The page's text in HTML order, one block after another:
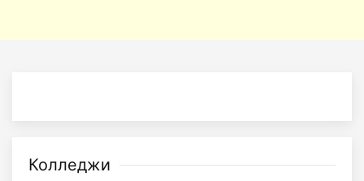
Колледжи